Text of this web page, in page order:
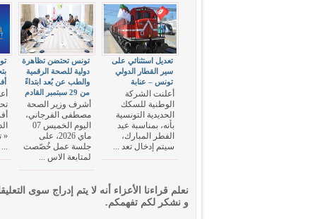
«
...
تونس تحتضن تظاهرة
دولية للصحة الرقمية
والطب عن بُعد ابتداءً
من 29 سبتمبر القادم
أشرف وزير الصحة
مصطفى الفرجاني،
اليوم الخميس 07
ماي 2026، على
جلسة عمل خُصّصت
لمتابعة الاس ...
تعديل استثنائي على
سير القطار الدولي
تونس – عنابة
أعلنت الشركة
الوطنية للسكك
الحديدية التونسية
بأنه، بمناسبة عيد
الفطر المبارك،
سيتم إدخال تعد ...
نعلم قراءنا الأعزاء أنه لا يتم إدراج سوى
و نشكر لكم تفهمكم.